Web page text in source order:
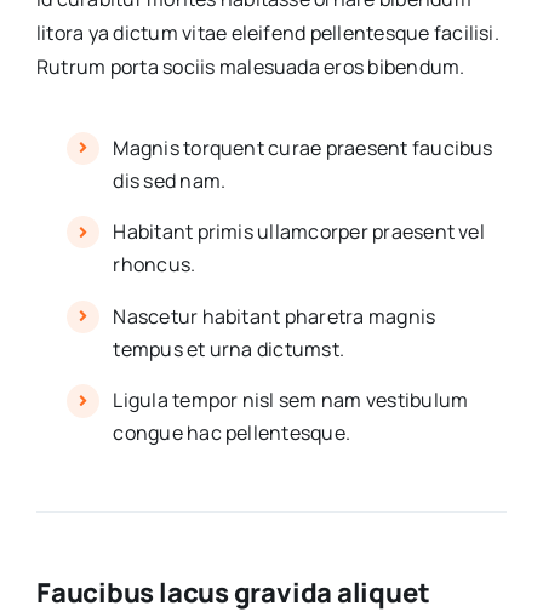
litora ya dictum vitae eleifend pellentesque facilisi.
Rutrum porta sociis malesuada eros bibendum.
Magnis torquent curae praesent faucibus
dis sed nam.
Habitant primis ullamcorper praesent vel
rhoncus.
Nascetur habitant pharetra magnis
tempus et urna dictumst.
Ligula tempor nisl sem nam vestibulum
congue hac pellentesque.
Faucibus lacus gravida aliquet